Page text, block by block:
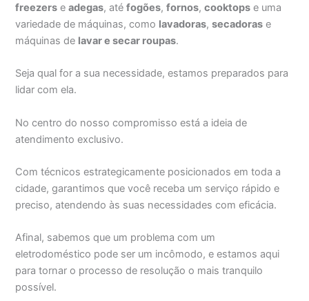
freezers eadegas, atéfogões,fornos,cooktops e uma
variedade de máquinas, como lavadoras,secadoras e
máquinas de lavar e secar roupas.
Seja qual for a sua necessidade, estamos preparados para
lidar com ela.
No centro do nosso compromisso está a ideia de
atendimento exclusivo.
Com técnicos estrategicamente posicionados em toda a
cidade, garantimos que você receba um serviço rápido e
preciso, atendendo às suas necessidades com eficácia.
Afinal, sabemos que um problema com um
eletrodoméstico pode ser um incômodo, e estamos aqui
para tornar o processo de resolução o mais tranquilo
possível.